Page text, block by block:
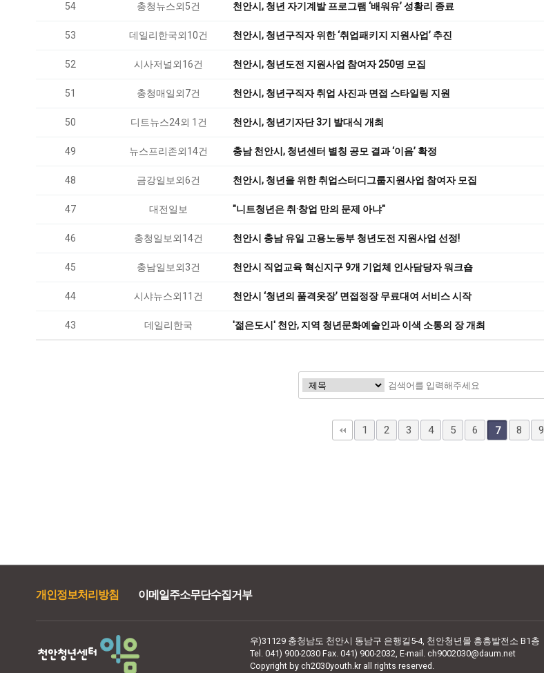
54 충청뉴스외5건 천안시, 청년 자기계발 프로그램 ‘배워유’ 성황리 종료
53 데일리한국외10건 천안시, 청년구직자 위한 ‘취업패키지 지원사업’ 추진
52 시사저널외16건 천안시, 청년도전 지원사업 참여자 250명 모집
51 충청매일외7건 천안시, 청년구직자 취업 사진과 면접 스타일링 지원
50 디트뉴스24외 1건 천안시, 청년기자단 3기 발대식 개최
49 뉴스프리존외14건 충남 천안시, 청년센터 별칭 공모 결과 ‘이음’ 확정
48 금강일보외6건 천안시, 청년을 위한 취업스터디그룹지원사업 참여자 모집
47 대전일보 "니트청년은 취·창업 만의 문제 아냐"
46 충청일보외14건 천안시 충남 유일 고용노동부 청년도전 지원사업 선정!
45 충남일보외3건 천안시 직업교육 혁신지구 9개 기업체 인사담당자 워크숍
44 시샤뉴스외11건 천안시 ‘청년의 품격옷장’ 면접정장 무료대여 서비스 시작
43 데일리한국 '젊은도시' 천안, 지역 청년문화예술인과 이색 소통의 장 개최
1 2 3 4 5 6 7 8 9
개인정보처리방침 이메일주소무단수집거부
우)31129 충청남도 천안시 동남구 은행길5-4, 천안청년몰 흥흥발전소 B1층
Tel. 041) 900-2030 Fax. 041) 900-2032, E-mail. ch9002030@daum.net
Copyright by ch2030youth.kr all rights reserved.